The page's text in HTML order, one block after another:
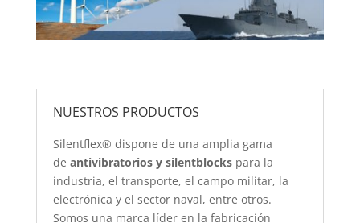
NUESTROS PRODUCTOS
Silentflex® dispone de una amplia gama
de antivibratorios y silentblockspara la
industria, el transporte, el campo militar, la
electrónica y el sector naval, entre otros.
Somos una marca líder en la fabricación